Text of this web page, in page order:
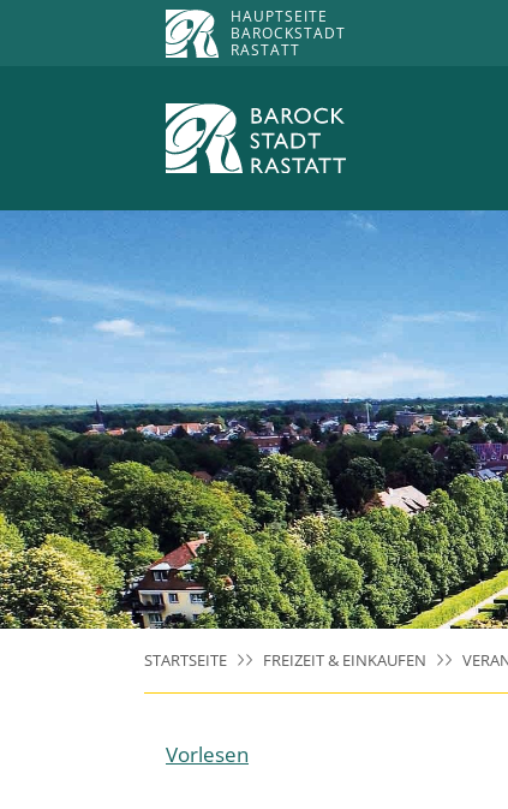
HAUPTSEITE
BAROCKSTADT
RASTATT
STARTSEITE FREIZEIT & EINKAUFEN
Vorlesen